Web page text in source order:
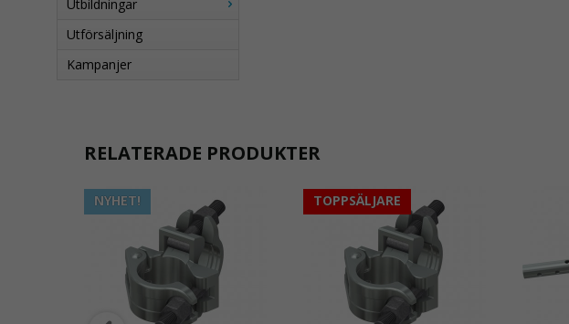
Utbildningar
Utförsäljning
Kampanjer
RELATERADE PRODUKTER
NYHET! TOPPSÄLJARE